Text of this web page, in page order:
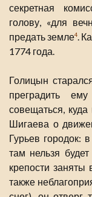
секретная
голову, «для
предать земле4.
1774 года.
Голицын
преградить
совещаться,
Шигаева о
Гурьев городок:
там нельзя
крепости заняты
также